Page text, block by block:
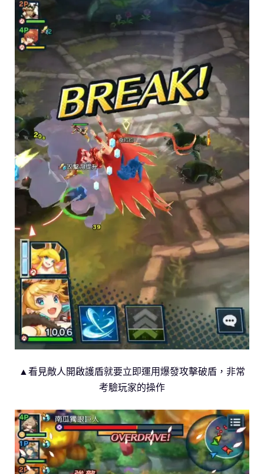
▲看見敵人開啟護盾就要立即運用爆發攻擊破盾，非常
考驗玩家的操作